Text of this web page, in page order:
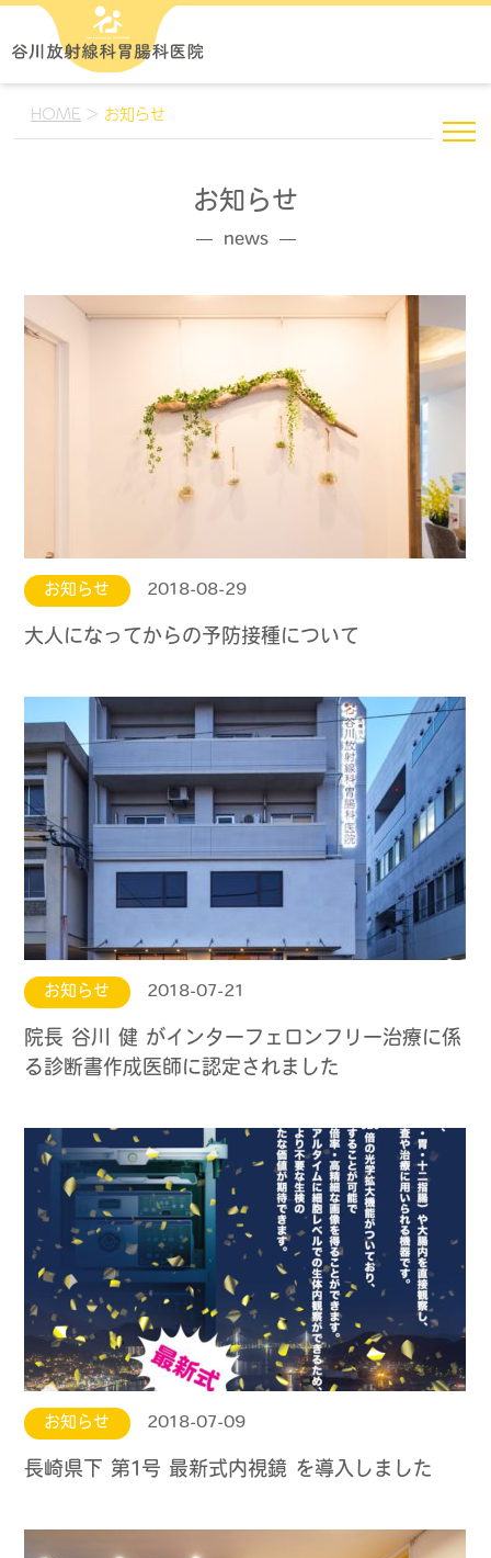
HOME > お知らせ
お知らせ
news
お知らせ 2018-08-29
大人になってからの予防接種について
お知らせ 2018-07-21
院長 谷川 健 がインターフェロンフリー治療に係
る診断書作成医師に認定されました
お知らせ 2018-07-09
長崎県下 第1号 最新式内視鏡 を導入しました